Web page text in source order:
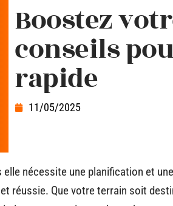
Boostez
conseils
rapide
11/05/2025
elle nécessite une planification et une
réussie. Que votre terrain soit